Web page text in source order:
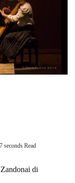
seconds Read
di